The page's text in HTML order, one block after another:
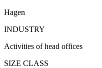
Hagen
INDUSTRY
Activities of head offices
SIZE CLASS